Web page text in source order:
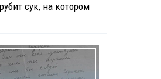
сук, на котором